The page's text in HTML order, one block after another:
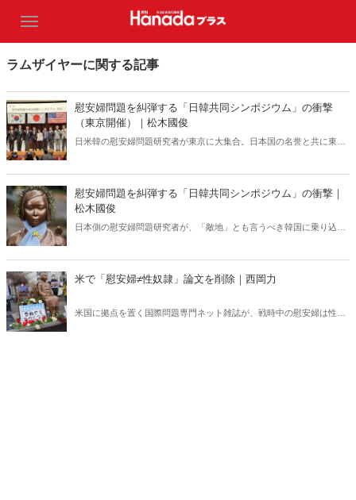
ラムザイヤーに関する記事
慰安婦問題を糾弾する「日韓共同シンポジウム」の衝撃
（東京開催）｜松木國俊
日米韓の慰安婦問題研究者が東京に大集合。日本国の名誉と共に東ア
の一人である松木國俊氏が完全レポート、一挙大公開。これを読めば
慰安婦の真実が全て分かる！
慰安婦問題を糾弾する「日韓共同シンポジウム」の衝撃｜
松木國俊
日本側の慰安婦問題研究者が、「敵地」とも言うべき韓国に乗り込
ウムの登壇者、松木國俊氏が緊急レポート！
米で「慰安婦≠性奴隷」論文を削除｜西岡力
米国に拠点を置く国際問題専門ネット雑誌が、戦時中の慰安婦は性奴